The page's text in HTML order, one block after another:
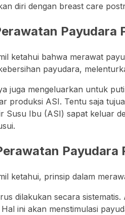
diri dengan breast care
Payudara
ketahui bahwa merawat
payudara,
juga mengeluarkan untuk
produksi ASI. Tentu saja
Susu Ibu (ASI) sapat keluar
Payudara
ketahui, prinsip dalam
dilakukan secara
ini akan menstimulasi